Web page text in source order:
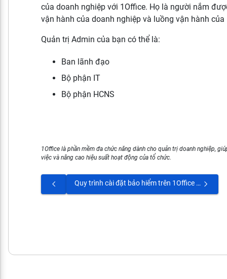
của doanh nghiệp với 1Office. Họ là người nắm
vận hành của doanh nghiệp và luồng vận hành của
Quản trị Admin của bạn có thể là:
Ban lãnh đạo
Bộ phận IT
Bộ phận HCNS
1Office là phần mềm đa chức năng dành cho quản trị doanh nghiệp,
việc và nâng cao hiệu suất hoạt động của tổ chức.
Quy trình cài đặt bảo hiểm trên 1Office bao gồm những bước nào?